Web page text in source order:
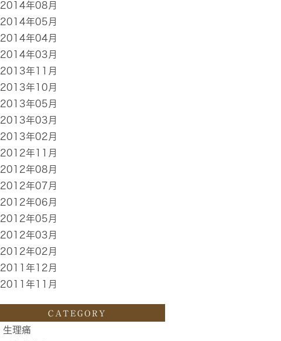
2014年08月
2014年05月
2014年04月
2014年03月
2013年11月
2013年10月
2013年05月
2013年03月
2013年02月
2012年11月
2012年08月
2012年07月
2012年06月
2012年05月
2012年03月
2012年02月
2011年12月
2011年11月
CATEGORY
生理痛